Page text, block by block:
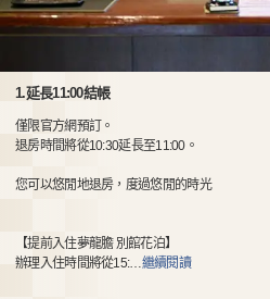
1.延長11:00結帳
僅限官方網預訂。
退房時間將從10:30延長至11:00。
您可以悠閒地退房，度過悠閒的時光
【提前入住夢龍膽 別館花泊】
辦理入住時間將從15:… 繼續閱讀